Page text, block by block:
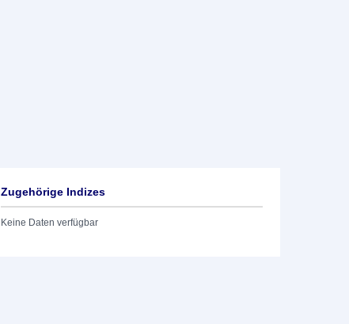
Zugehörige Indizes
Keine Daten verfügbar